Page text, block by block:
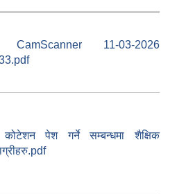
CamScanner 11-03-2026
कोटेशन पेश गर्ने सम्बन्धमा शैक्षिक